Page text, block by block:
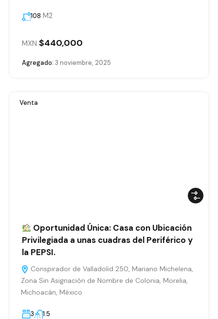
108 M2
MXN $440,000
Agregado: 3 noviembre, 2025
Venta
Oportunidad Única: Casa con Ubicación
Privilegiada a unas cuadras del Periférico y
la PEPSI.
Conspirador de Valladolid 250, Mariano Michelena,
Zona Sin Asignación de Nombre de Colonia, Morelia,
Michoacán, México
3 1.5